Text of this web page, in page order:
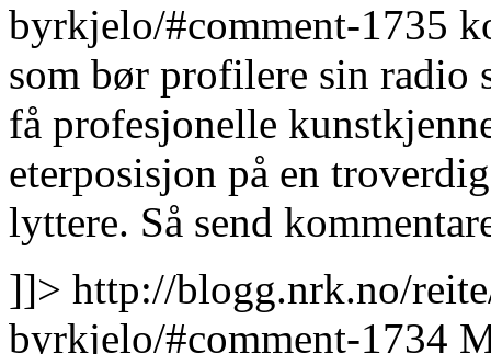
byrkjelo/#comment-1735
som bør profilere sin radio
få profesjonelle
eterposisjon på en
lyttere. Så send
]]> http://blogg.nrk.no/
byrkjelo/#comment-1734